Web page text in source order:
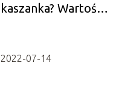
kaszanka? Wartości
2022-07-14